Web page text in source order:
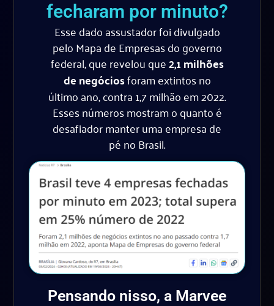
fecharam por minuto?
Esse dado assustador foi divulgado
pelo Mapa de Empresas do governo
federal, que revelou que2,1 milhões
de negóciosforam extintos no
último ano, contra 1,7 milhão em 2022.
Esses números mostram o quanto é
desafiador manter uma empresa de
pé no Brasil.
Pensando nisso, a Marvee